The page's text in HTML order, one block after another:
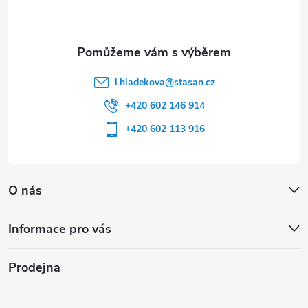
O nás
Informace pro vás
l.hladekova@stasan.cz
+420 602 146 914
+420 602 113 916
Prodejna